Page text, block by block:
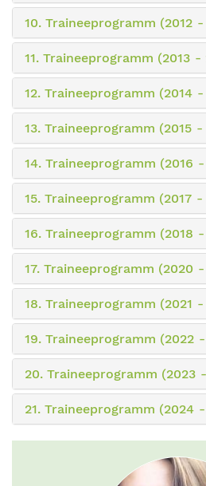
10. Traineeprogramm (2012 -
11. Traineeprogramm (2013 -
12. Traineeprogramm (2014 -
13. Traineeprogramm (2015 -
14. Traineeprogramm (2016 -
15. Traineeprogramm (2017 -
16. Traineeprogramm (2018 -
17. Traineeprogramm (2020 -
18. Traineeprogramm (2021 -
19. Traineeprogramm (2022
20. Traineeprogramm (2023
21. Traineeprogramm (2024